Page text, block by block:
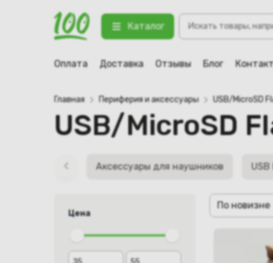
Каталог
товаров
Оплата Доставка Отзывы Блог
Главная Периферия и аксессуары USB/MicroSD
USB/MicroSD
Аксессуары для наушников USB
Цена
По новизне